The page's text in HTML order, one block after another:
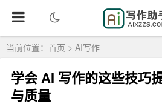
当前位置： 首页 > AI写作
学会 AI 写作的这些技巧
与质量